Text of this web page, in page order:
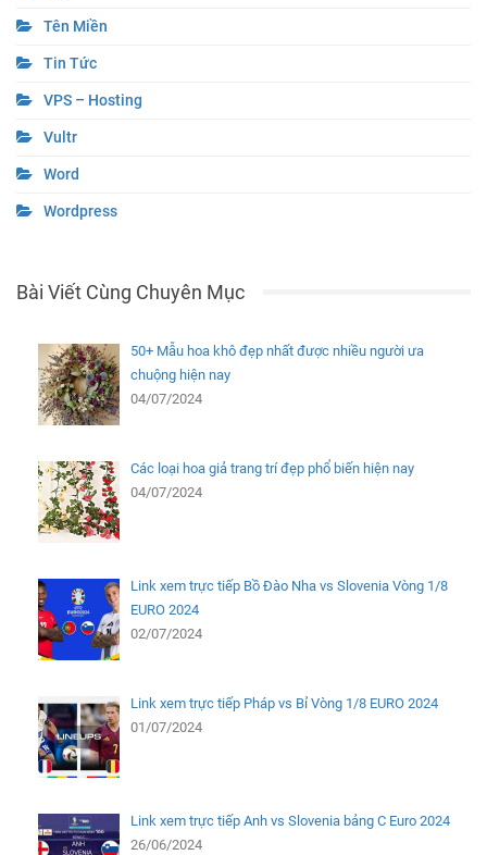
Tên Miền
Tin Tức
VPS – Hosting
Vultr
Word
Wordpress
Bài Viết Cùng Chuyên Mục
50+ Mẫu hoa khô đẹp nhất được nhiều người ưa
chuộng hiện nay
04/07/2024
Các loại hoa giả trang trí đẹp phổ biến hiện nay
04/07/2024
Link xem trực tiếp Bồ Đào Nha vs Slovenia Vòng 1/8
EURO 2024
02/07/2024
Link xem trực tiếp Pháp vs Bỉ Vòng 1/8 EURO 2024
01/07/2024
Link xem trực tiếp Anh vs Slovenia bảng C Euro 2024
26/06/2024